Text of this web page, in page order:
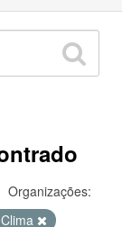
Organizações: